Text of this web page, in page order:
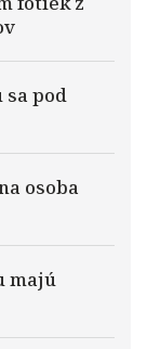
pod
osoba
majú